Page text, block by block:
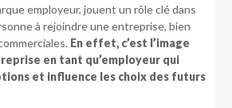
employeur, jouent un rôle clé dans
à rejoindre une entreprise, bien
En effet, c’est l’image
en tant qu’employeur qui
et influence les choix des futurs